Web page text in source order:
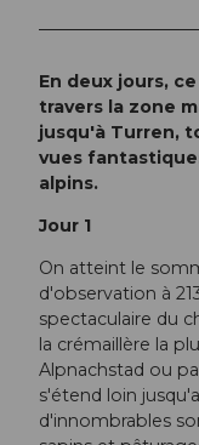
En deux jours,
travers la zone
jusqu'à Turren,
vues
alpins.
Jour 1
On atteint le
d'observation à
spectaculaire du
la crémaillère la
Alpnachstad ou
s'étend loin
d'innombrables